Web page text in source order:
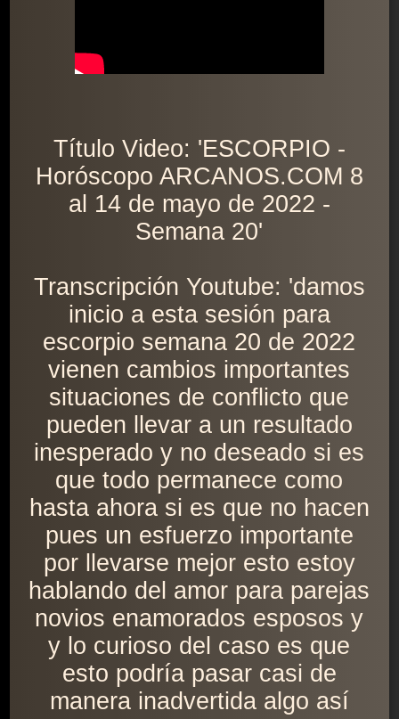
Título Video: 'ESCORPIO -
Horóscopo ARCANOS.COM 8
al 14 de mayo de 2022 -
Semana 20'
Transcripción Youtube: 'damos
inicio a esta sesión para
escorpio semana 20 de 2022
vienen cambios importantes
situaciones de conflicto que
pueden llevar a un resultado
inesperado y no deseado si es
que todo permanece como
hasta ahora si es que no hacen
pues un esfuerzo importante
por llevarse mejor esto estoy
hablando del amor para parejas
novios enamorados esposos y
y lo curioso del caso es que
esto podría pasar casi de
manera inadvertida algo así